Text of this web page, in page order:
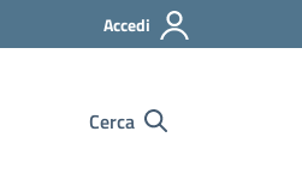
Accedi
Cerca